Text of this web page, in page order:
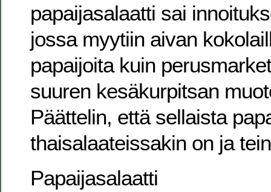
papaijasalaatti sai
jossa myytiin aivan
papaijoita kuin
suuren kesäkurpitsan
Päättelin, että sellaista
thaisalaateissakin on ja
Papaijasalaatti